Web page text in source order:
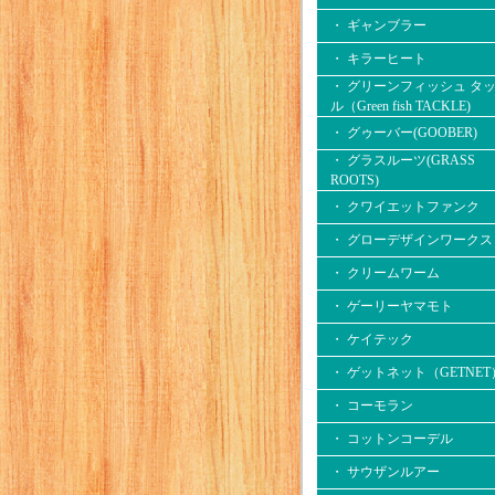
・ ギャンブラー
・ キラーヒート
・ グリーンフィッシュ タ
ル（Green fish TACKLE)
・ グゥーバー(GOOBER)
・ グラスルーツ(GRASS
ROOTS)
・ クワイエットファンク
・ グローデザインワークス
・ クリームワーム
・ ゲーリーヤマモト
・ ケイテック
・ ゲットネット（GETNET
・ コーモラン
・ コットンコーデル
・ サウザンルアー